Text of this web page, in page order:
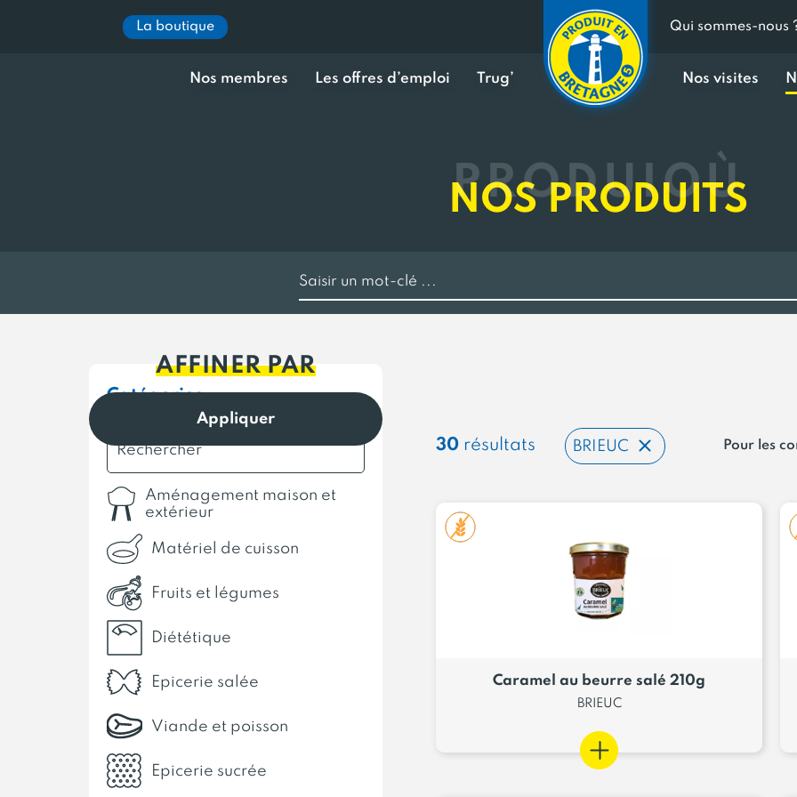
La boutique Qui sommes-nous
Nos membres Les offres d’emploi Trug’ Nos visites
PRODUIOÙ
NOS PRODUITS
AFFINER PAR
Appliquer
Catégories
Aménagement maison et
extérieur
Matériel de cuisson
Fruits et légumes
Diététique
Epicerie salée
Viande et poisson
Epicerie sucrée
30 résultats BRIEUC Pour les
Caramel au beurre salé 210g
BRIEUC